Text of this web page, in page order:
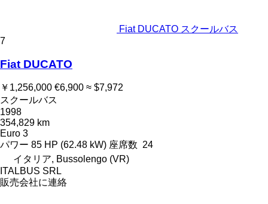
Fiat DUCATO スクールバス
7
Fiat DUCATO
￥1,256,000 €6,900 ≈ $7,972
スクールバス
1998
354,829 km
Euro 3
パワー 85 HP (62.48 kW) 座席数 24
イタリア, Bussolengo (VR)
ITALBUS SRL
販売会社に連絡